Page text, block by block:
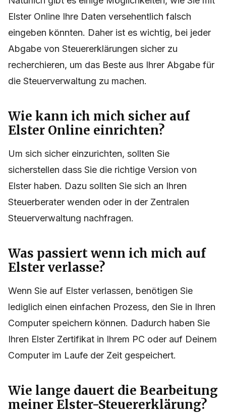
Elster Online Ihre Daten versehentlich falsch
eingeben könnten. Daher ist es wichtig, bei jeder
Abgabe von Steuererklärungen sicher zu
recherchieren, um das Beste aus Ihrer Abgabe für
die Steuerverwaltung zu machen.
Wie kann ich mich sicher auf
Elster Online einrichten?
Um sich sicher einzurichten, sollten Sie
sicherstellen dass Sie die richtige Version von
Elster haben. Dazu sollten Sie sich an Ihren
Steuerberater wenden oder in der Zentralen
Steuerverwaltung nachfragen.
Was passiert wenn ich mich auf
Elster verlasse?
Wenn Sie auf Elster verlassen, benötigen Sie
lediglich einen einfachen Prozess, den Sie in Ihren
Computer speichern können. Dadurch haben Sie
Ihren Elster Zertifikat in Ihrem PC oder auf Deinem
Computer im Laufe der Zeit gespeichert.
Wie lange dauert die Bearbeitung
meiner Elster-Steuererklärung?